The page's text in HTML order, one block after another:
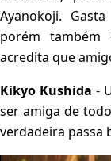
Ayanokoji.
porém também
acredita que
Kikyo Kushida -
ser amiga de
verdadeira passa